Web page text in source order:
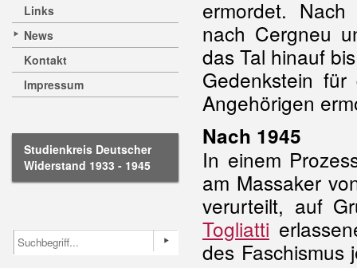
Links
News
Kontakt
Impressum
Studienkreis Deutscher
Widerstand 1933 - 1945
ermordet.
nach Cergneu
das Tal hinauf
Gedenkstein
Angehörigen
Nach 1945
In einem
am Massaker
verurteilt, auf
Togliatti
des Faschismus